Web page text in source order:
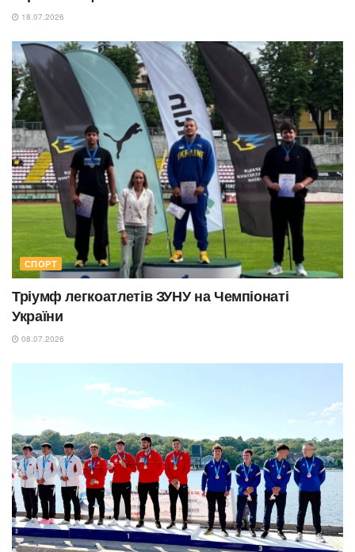
18.07.2026
СПОРТ
Тріумф легкоатлетів ЗУНУ на Чемпіонаті
України
08.07.2026